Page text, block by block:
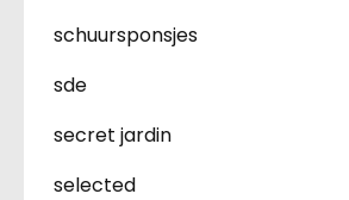
schuursponsjes
sde
secret jardin
selected